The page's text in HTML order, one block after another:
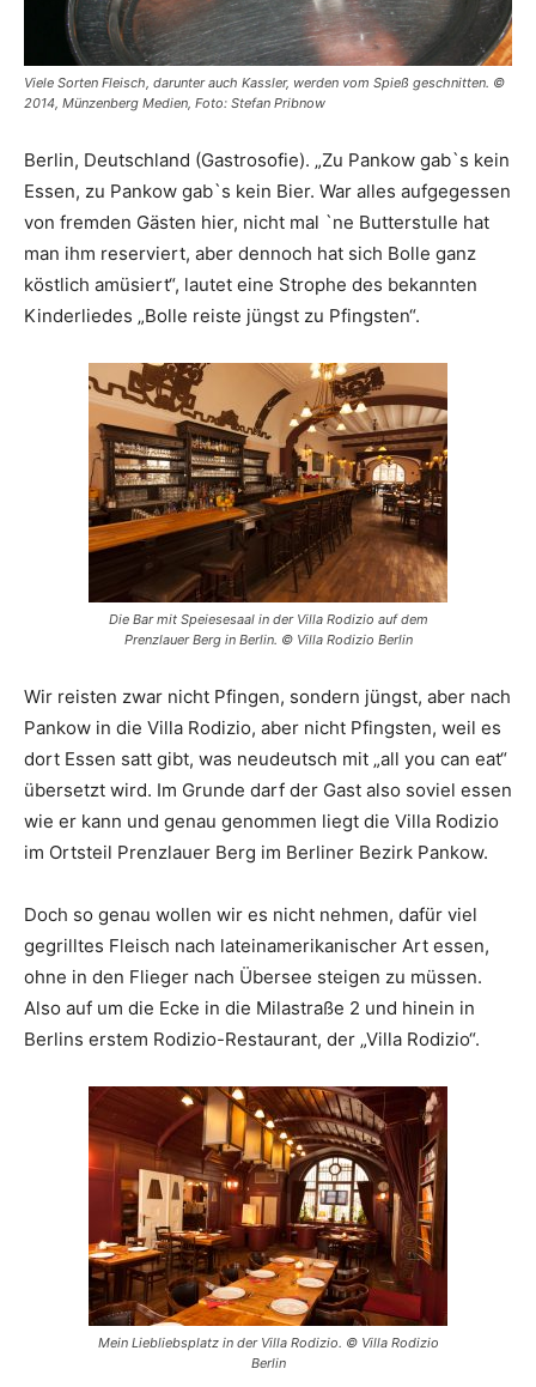
Viele Sorten Fleisch, darunter auch Kassler, werden vom Spieß geschnitten. ©
2014, Münzenberg Medien, Foto: Stefan Pribnow
Berlin, Deutschland (Gastrosofie). „Zu Pankow gab`s kein
Essen, zu Pankow gab`s kein Bier. War alles aufgegessen
von fremden Gästen hier, nicht mal `ne Butterstulle hat
man ihm reserviert, aber dennoch hat sich Bolle ganz
köstlich amüsiert“, lautet eine Strophe des bekannten
Kinderliedes „Bolle reiste jüngst zu Pfingsten“.
Die Bar mit Speiesesaal in der Villa Rodizio auf dem
Prenzlauer Berg in Berlin. © Villa Rodizio Berlin
Wir reisten zwar nicht Pfingen, sondern jüngst, aber nach
Pankow in die Villa Rodizio, aber nicht Pfingsten, weil es
dort Essen satt gibt, was neudeutsch mit „all you can eat“
übersetzt wird. Im Grunde darf der Gast also soviel essen
wie er kann und genau genommen liegt die Villa Rodizio
im Ortsteil Prenzlauer Berg im Berliner Bezirk Pankow.
Doch so genau wollen wir es nicht nehmen, dafür viel
gegrilltes Fleisch nach lateinamerikanischer Art essen,
ohne in den Flieger nach Übersee steigen zu müssen.
Also auf um die Ecke in die Milastraße 2 und hinein in
Berlins erstem Rodizio-Restaurant, der „Villa Rodizio“.
Mein Liebliebsplatz in der Villa Rodizio. © Villa Rodizio
Berlin